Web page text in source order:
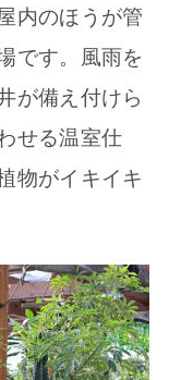
内のほうが管
です。風雨を
が備え付けら
せる温室仕
物がイキイキ